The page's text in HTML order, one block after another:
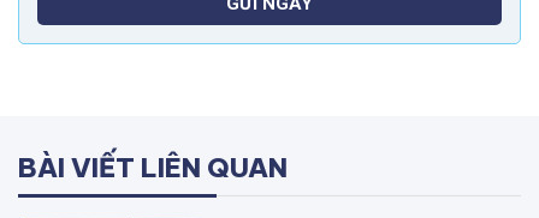
BÀI VIẾT LIÊN QUAN